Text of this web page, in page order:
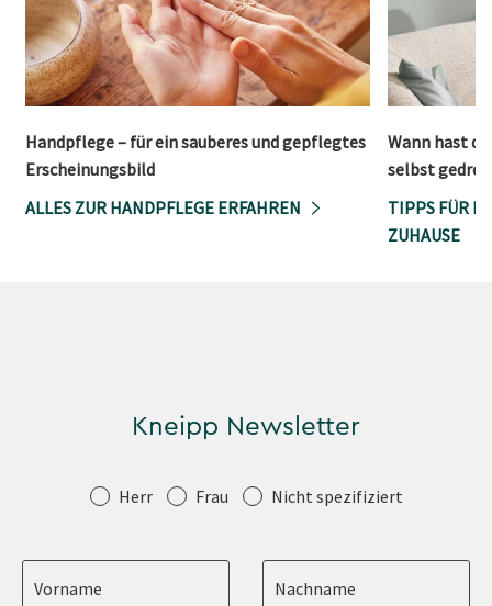
Handpflege – für ein sauberes und gepflegtes
Erscheinungsbild
ALLES ZUR HANDPFLEGE ERFAHREN
Wann hast
selbst
TIPPS FÜR
ZUHAUSE
Kneipp Newsletter
Anrede Herr Frau Nicht spezifiziert
Vorname Nachname